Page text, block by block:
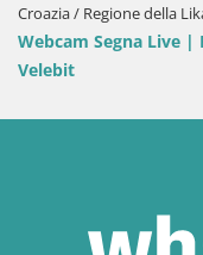
Croazia / Regione della
Webcam Segna Live |
Velebit